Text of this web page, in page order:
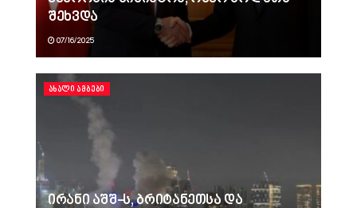
შეხვდა
07/16/2025
ᲐᲮᲐᲚᲘ ᲐᲛᲑᲔᲑᲘ
ირანი აშშ-ს, ბრიტანეთსა და